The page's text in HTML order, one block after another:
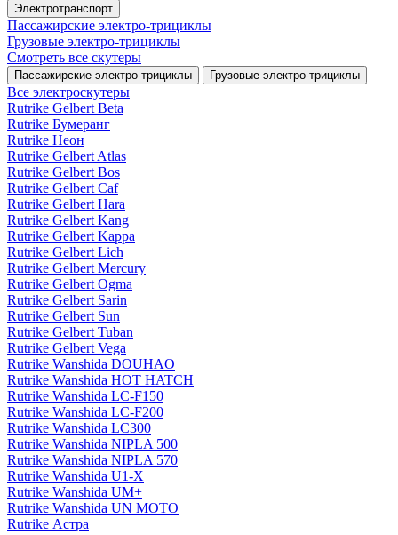
Электротранспорт
Пассажирские электро‑трициклы
Грузовые электро‑трициклы
Смотреть все скутеры
Пассажирские электро‑трициклы Грузовые электро‑трициклы
Все электро­скутеры
Rutrike Gelbert Beta
Rutrike Бумеранг
Rutrike Неон
Rutrike Gelbert Atlas
Rutrike Gelbert Bos
Rutrike Gelbert Caf
Rutrike Gelbert Hara
Rutrike Gelbert Kang
Rutrike Gelbert Kappa
Rutrike Gelbert Lich
Rutrike Gelbert Mercury
Rutrike Gelbert Ogma
Rutrike Gelbert Sarin
Rutrike Gelbert Sun
Rutrike Gelbert Tuban
Rutrike Gelbert Vega
Rutrike Wanshida DOUHAO
Rutrike Wanshida HOT HATCH
Rutrike Wanshida LC-F150
Rutrike Wanshida LC-F200
Rutrike Wanshida LC300
Rutrike Wanshida NIPLA 500
Rutrike Wanshida NIPLA 570
Rutrike Wanshida U1-X
Rutrike Wanshida UM+
Rutrike Wanshida UN MOTO
Rutrike Астра